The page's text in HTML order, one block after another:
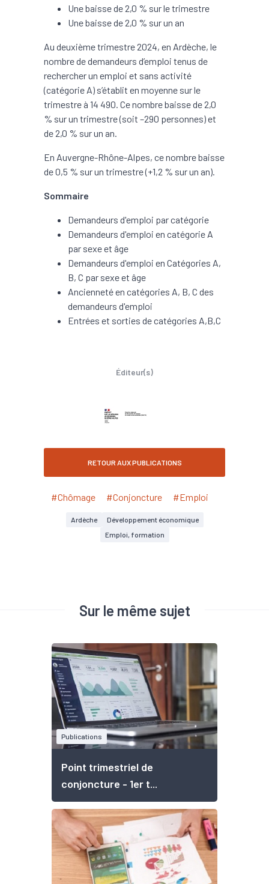
Une baisse de 2,0 % sur le trimestre
Une baisse de 2,0 % sur un an
Au deuxième trimestre 2024, en Ardèche, le
nombre de demandeurs d’emploi tenus de
rechercher un emploi et sans activité
(catégorie A) s’établit en moyenne sur le
trimestre à 14 490. Ce nombre baisse de 2,0
% sur un trimestre (soit –290 personnes) et
de 2,0 % sur un an.
En Auvergne-Rhône-Alpes, ce nombre baisse
de 0,5 % sur un trimestre (+1,2 % sur un an).
Sommaire
Demandeurs d'emploi par catégorie
Demandeurs d'emploi en catégorie A
par sexe et âge
Demandeurs d'emploi en Catégories A,
B, C par sexe et âge
Ancienneté en catégories A, B, C des
demandeurs d'emploi
Entrées et sorties de catégories A,B,C
Éditeur(s)
RETOUR AUX PUBLICATIONS
#Chômage #Conjoncture #Emploi
Ardèche
Développement économique
Emploi, formation
Sur le même sujet
Publications
Point trimestriel de
conjoncture - 1er t...